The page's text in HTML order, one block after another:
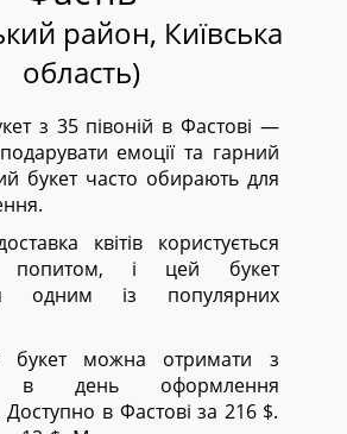
район, Київська
область)
з 35 півоній в Фастові —
емоції та гарний
букет часто обирають для
квітів користується
попитом, і цей букет
одним із популярних
можна отримати з
в день оформлення
в Фастові за 216 $.